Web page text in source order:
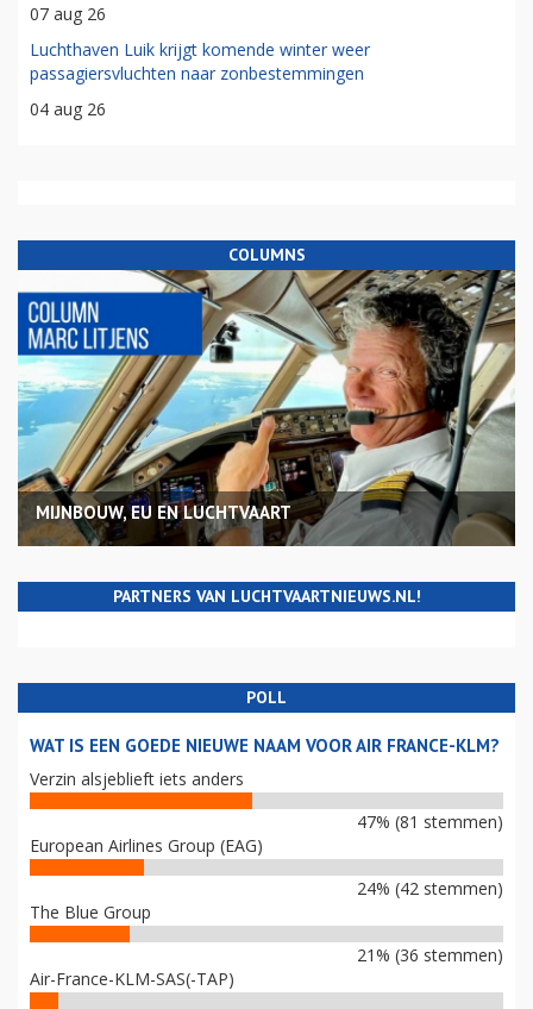
07 aug 26
Luchthaven Luik krijgt komende winter weer
passagiersvluchten naar zonbestemmingen
04 aug 26
COLUMNS
MIJNBOUW, EU EN LUCHTVAART
PARTNERS VAN LUCHTVAARTNIEUWS.NL!
POLL
WAT IS EEN GOEDE NIEUWE NAAM VOOR AIR FRANCE-KLM?
Verzin alsjeblieft iets anders
47% (81 stemmen)
European Airlines Group (EAG)
24% (42 stemmen)
The Blue Group
21% (36 stemmen)
Air-France-KLM-SAS(-TAP)